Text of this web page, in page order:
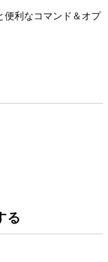
便利なコマンド＆オプ
る